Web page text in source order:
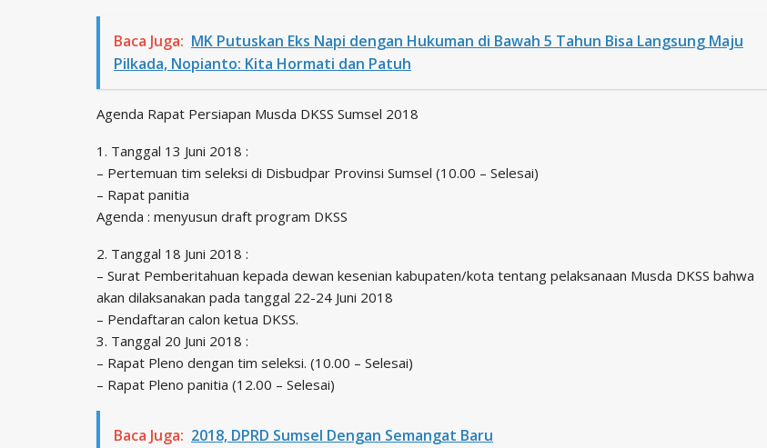
Baca Juga: MK Putuskan Eks Napi dengan Hukuman di Bawah 5 Tahun Bisa Langsung Maju
Pilkada, Nopianto: Kita Hormati dan Patuh
Agenda Rapat Persiapan Musda DKSS Sumsel 2018
1. Tanggal 13 Juni 2018 :
– Pertemuan tim seleksi di Disbudpar Provinsi Sumsel (10.00 – Selesai)
– Rapat panitia
Agenda : menyusun draft program DKSS
2. Tanggal 18 Juni 2018 :
– Surat Pemberitahuan kepada dewan kesenian kabupaten/kota tentang pelaksanaan Musda DKSS bahwa
akan dilaksanakan pada tanggal 22-24 Juni 2018
– Pendaftaran calon ketua DKSS.
3. Tanggal 20 Juni 2018 :
– Rapat Pleno dengan tim seleksi. (10.00 – Selesai)
– Rapat Pleno panitia (12.00 – Selesai)
Baca Juga: 2018, DPRD Sumsel Dengan Semangat Baru